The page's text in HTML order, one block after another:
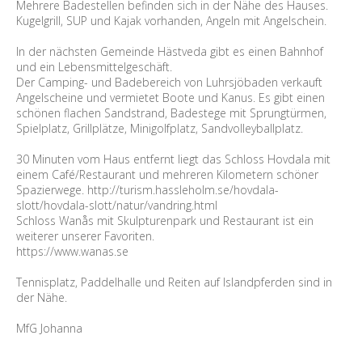
Mehrere Badestellen befinden sich in der Nähe des Hauses.
Kugelgrill, SUP und Kajak vorhanden, Angeln mit Angelschein.
In der nächsten Gemeinde Hästveda gibt es einen Bahnhof
und ein Lebensmittelgeschäft.
Der Camping- und Badebereich von Luhrsjöbaden verkauft
Angelscheine und vermietet Boote und Kanus. Es gibt einen
schönen flachen Sandstrand, Badestege mit Sprungtürmen,
Spielplatz, Grillplätze, Minigolfplatz, Sandvolleyballplatz.
30 Minuten vom Haus entfernt liegt das Schloss Hovdala mit
einem Café/Restaurant und mehreren Kilometern schöner
Spazierwege. http://turism.hassleholm.se/hovdala-
slott/hovdala-slott/natur/vandring.html
Schloss Wanås mit Skulpturenpark und Restaurant ist ein
weiterer unserer Favoriten.
https://www.wanas.se
Tennisplatz, Paddelhalle und Reiten auf Islandpferden sind in
der Nähe.
MfG Johanna